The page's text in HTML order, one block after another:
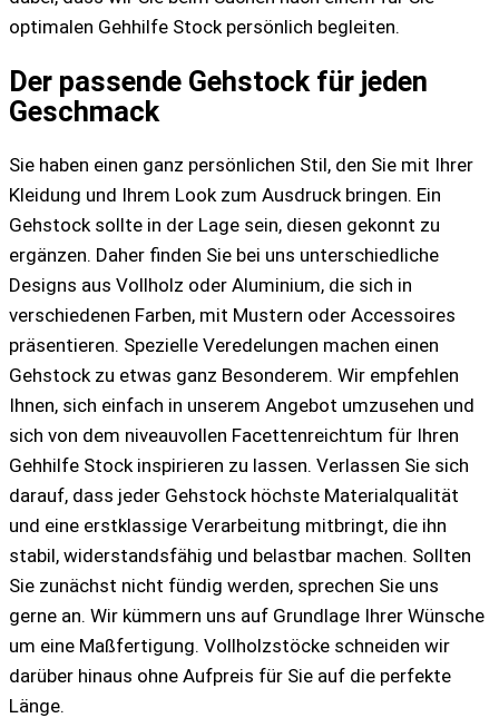
optimalen Gehhilfe Stock persönlich begleiten.
Der passende Gehstock für jeden
Geschmack
Sie haben einen ganz persönlichen Stil, den Sie mit Ihrer
Kleidung und Ihrem Look zum Ausdruck bringen. Ein
Gehstock sollte in der Lage sein, diesen gekonnt zu
ergänzen. Daher finden Sie bei uns unterschiedliche
Designs aus Vollholz oder Aluminium, die sich in
verschiedenen Farben, mit Mustern oder Accessoires
präsentieren. Spezielle Veredelungen machen einen
Gehstock zu etwas ganz Besonderem. Wir empfehlen
Ihnen, sich einfach in unserem Angebot umzusehen und
sich von dem niveauvollen Facettenreichtum für Ihren
Gehhilfe Stock inspirieren zu lassen. Verlassen Sie sich
darauf, dass jeder Gehstock höchste Materialqualität
und eine erstklassige Verarbeitung mitbringt, die ihn
stabil, widerstandsfähig und belastbar machen. Sollten
Sie zunächst nicht fündig werden, sprechen Sie uns
gerne an. Wir kümmern uns auf Grundlage Ihrer Wünsche
um eine Maßfertigung. Vollholzstöcke schneiden wir
darüber hinaus ohne Aufpreis für Sie auf die perfekte
Länge.